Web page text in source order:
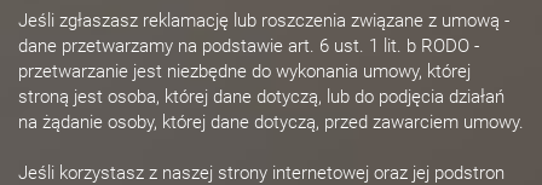
Jeśli zgłaszasz reklamację lub roszczenia związane z umową -
dane przetwarzamy na podstawie art. 6 ust. 1 lit. b RODO -
przetwarzanie jest niezbędne do wykonania umowy, której
stroną jest osoba, której dane dotyczą, lub do podjęcia działań
na żądanie osoby, której dane dotyczą, przed zawarciem umowy.
Jeśli korzystasz z naszej strony internetowej oraz jej podstron